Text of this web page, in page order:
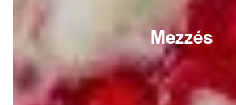
Mezzés